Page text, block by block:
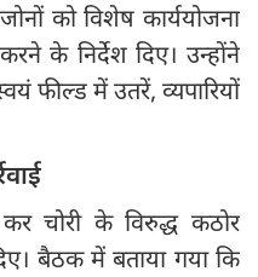
को विशेष कार्ययोजना
के निर्देश दिए। उन्होंने
फील्ड में उतरें, व्यपारियों
चोरी के विरुद्ध कठोर
बैठक में बताया गया कि